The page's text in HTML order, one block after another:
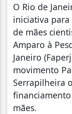
O Rio de
iniciativa
de mães
Amparo à
Janeiro
movimento
Serrapilheira
mães.